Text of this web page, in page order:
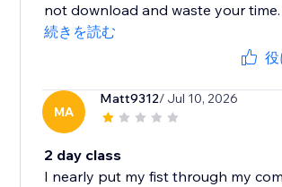
not download and waste your time.
続きを読む
役
MA
Matt9312/ Jul 10, 2026
2 day class
I nearly put my fist through my